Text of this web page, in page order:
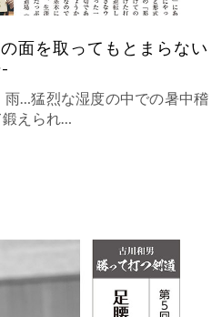
面を取ってもとまらない
…猛烈な湿度の中での暑中稽
えられ…